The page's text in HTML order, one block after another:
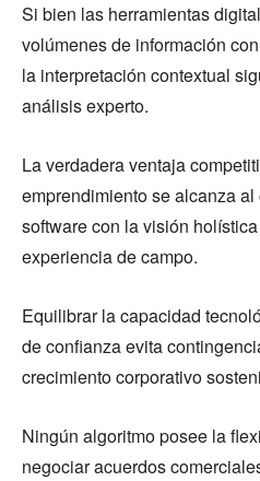
Si bien las herramientas
volúmenes de información
la interpretación contextual
análisis experto.
La verdadera ventaja
emprendimiento se alcanza
software con la visión
experiencia de campo.
Equilibrar la capacidad
de confianza evita
crecimiento corporativo
Ningún algoritmo posee la
negociar acuerdos